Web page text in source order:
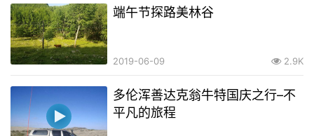
端午节探路美林谷
2019-06-09 2.9K
多伦浑善达克翁牛特国庆之行–不
平凡的旅程